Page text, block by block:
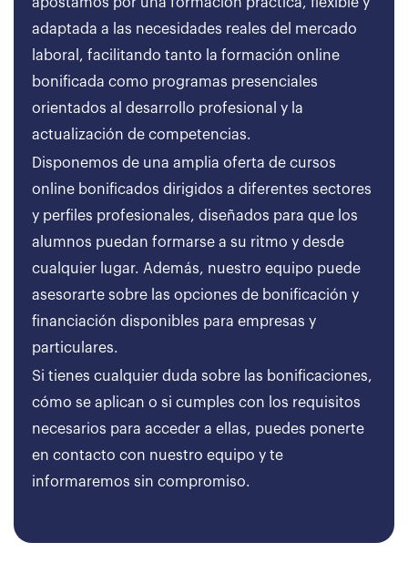
adaptada a las necesidades reales del mercado
laboral, facilitando tanto la formación online
bonificada como programas presenciales
orientados al desarrollo profesional y la
actualización de competencias.
Disponemos de una amplia oferta de cursos
online bonificados dirigidos a diferentes sectores
y perfiles profesionales, diseñados para que los
alumnos puedan formarse a su ritmo y desde
cualquier lugar. Además, nuestro equipo puede
asesorarte sobre las opciones de bonificación y
financiación disponibles para empresas y
particulares.
Si tienes cualquier duda sobre las bonificaciones,
cómo se aplican o si cumples con los requisitos
necesarios para acceder a ellas, puedes ponerte
en contacto con nuestro equipo y te
informaremos sin compromiso.